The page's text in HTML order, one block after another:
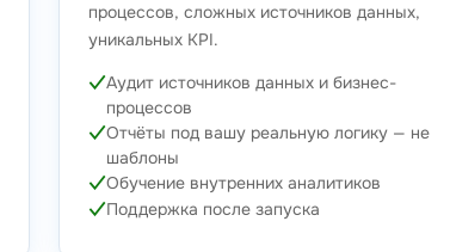
процессов, сложных источников данных,
уникальных KPI.
Аудит источников данных и бизнес-
процессов
Отчёты под вашу реальную логику — не
шаблоны
Обучение внутренних аналитиков
Поддержка после запуска